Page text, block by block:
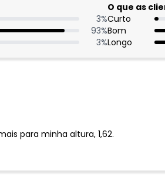
3%
93%
3%
O que as
Curto
Bom
Longo
para minha altura, 1,62.